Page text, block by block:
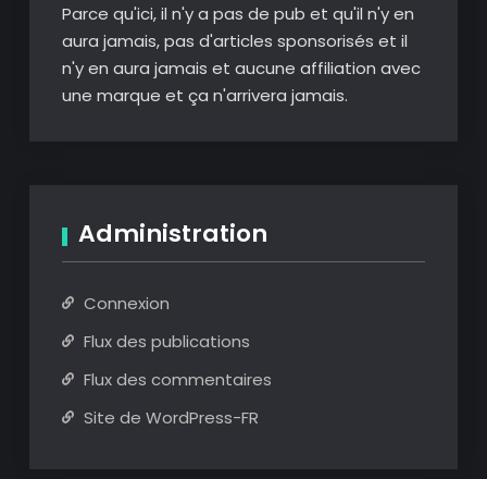
Parce qu'ici, il n'y a pas de pub et qu'il n'y en
aura jamais, pas d'articles sponsorisés et il
n'y en aura jamais et aucune affiliation avec
une marque et ça n'arrivera jamais.
Administration
Connexion
Flux des publications
Flux des commentaires
Site de WordPress-FR